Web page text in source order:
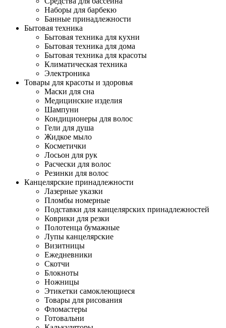
Наборы для барбекю
Банные принадлежности
Бытовая техника
Бытовая техника для кухни
Бытовая техника для дома
Бытовая техника для красоты
Климатическая техника
Электроника
Товары для красоты и здоровья
Маски для сна
Медицинские изделия
Шампуни
Кондиционеры для волос
Гели для душа
Жидкое мыло
Косметички
Лосьон для рук
Расчески для волос
Резинки для волос
Канцелярские принадлежности
Лазерные указки
Пломбы номерные
Подставки для канцелярских принадлежностей
Коврики для резки
Полотенца бумажные
Лупы канцелярские
Визитницы
Ежедневники
Скотчи
Блокноты
Ножницы
Этикетки самоклеющиеся
Товары для рисования
Фломастеры
Готовальни